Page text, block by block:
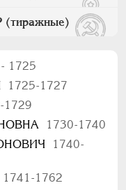
(тиражные)
1725
1725-1727
1729
1730-1740
1740-
1741-1762